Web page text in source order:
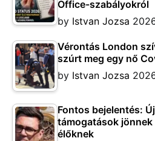
Office-szabályokról
by Istvan Jozsa
Vérontás London
szúrt meg egy nő
by Istvan Jozsa
Fontos bejelentés:
támogatások
élőknek